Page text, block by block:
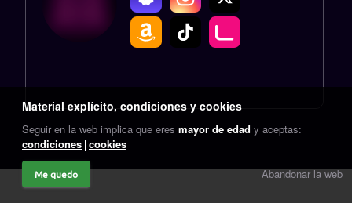
Material explícito, condiciones y cookies
Seguir en la web implica que eres mayor de edad y aceptas:
condiciones cookies
Me quedo Abandonar la web